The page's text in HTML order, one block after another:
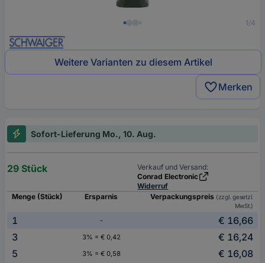
1/4
Weitere Varianten zu diesem Artikel
Merken
Sofort-Lieferung Mo., 10. Aug.
29 Stück
Verkauf und Versand:
Conrad Electronic
Widerruf
Menge (Stück)
Ersparnis Verpackungspreis (zzgl. gesetzl.
MwSt.)
1 -
€ 16,66
3
3% = € 0,42
€ 16,24
5
3% = € 0,58
€ 16,08